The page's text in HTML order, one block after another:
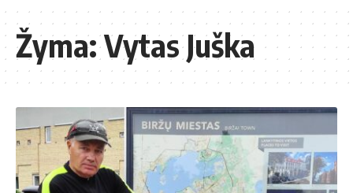
Žyma:Vytas Juška